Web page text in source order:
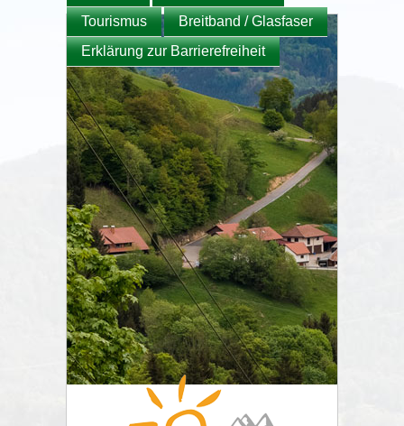
Tourismus
Breitband / Glasfaser
Erklärung zur Barrierefreiheit